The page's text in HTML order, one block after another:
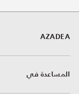
AZADEA
المساعدة في